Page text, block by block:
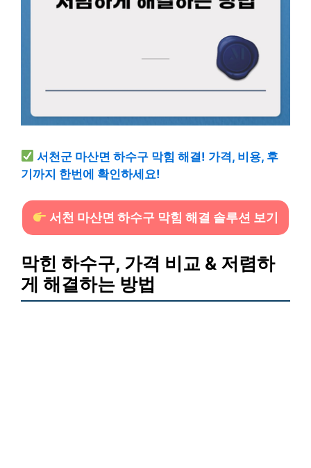
서천군 마산면 하수구 막힘 해결! 가격, 비용, 후
기까지 한번에 확인하세요!
서천 마산면 하수구 막힘 해결 솔루션 보기
막힌 하수구, 가격 비교 & 저렴하
게 해결하는 방법